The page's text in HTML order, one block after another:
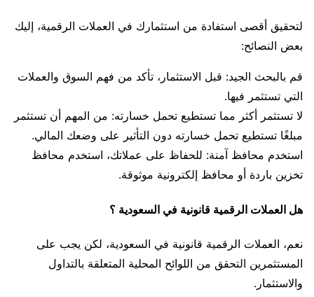
لتحقيق أقصى استفادة من استثمارك في العملات الرقمية، إليك
بعض النصائح:
قم بالبحث الجيد: قبل الاستثمار، تأكد من فهم السوق والعملات
التي تستثمر فيها.
لا تستثمر أكثر مما تستطيع تحمل خسارته: من المهم أن تستثمر
مبلغًا تستطيع تحمل خسارته دون التأثير على وضعك المالي.
استخدم محافظ آمنة: للحفاظ على عملاتك، استخدم محافظ
تخزين باردة أو محافظ إلكترونية موثوقة.
هل العملات الرقمية قانونية في السعودية ؟
نعم، العملات الرقمية قانونية في السعودية، لكن يجب على
المستثمرين التحقق من اللوائح المحلية المتعلقة بالتداول
والاستثمار.